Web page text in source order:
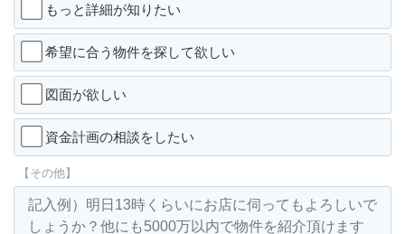
もっと詳細が知りたい
希望に合う物件を探して欲しい
図面が欲しい
資金計画の相談をしたい
【その他】